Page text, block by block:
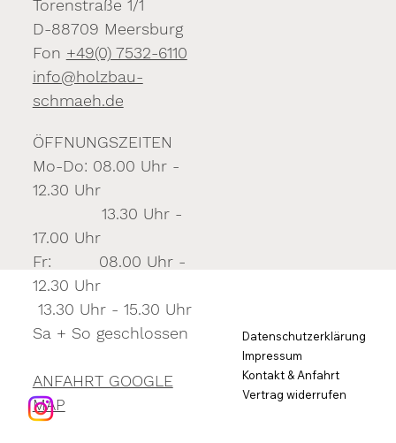
Torenstraße 1/1
D-88709 Meersburg
Fon +49(0) 7532-6110
info@holzbau-
schmaeh.de
ÖFFNUNGSZEITEN
Mo-Do: 08.00 Uhr -
12.30 Uhr
13.30 Uhr -
17.00 Uhr
Fr: 08.00 Uhr -
12.30 Uhr
13.30 Uhr - 15.30 Uhr
Sa + So geschlossen
ANFAHRT GOOGLE
MAP
Datenschutzerklärung
Impressum
Kontakt & Anfahrt
Vertrag widerrufen